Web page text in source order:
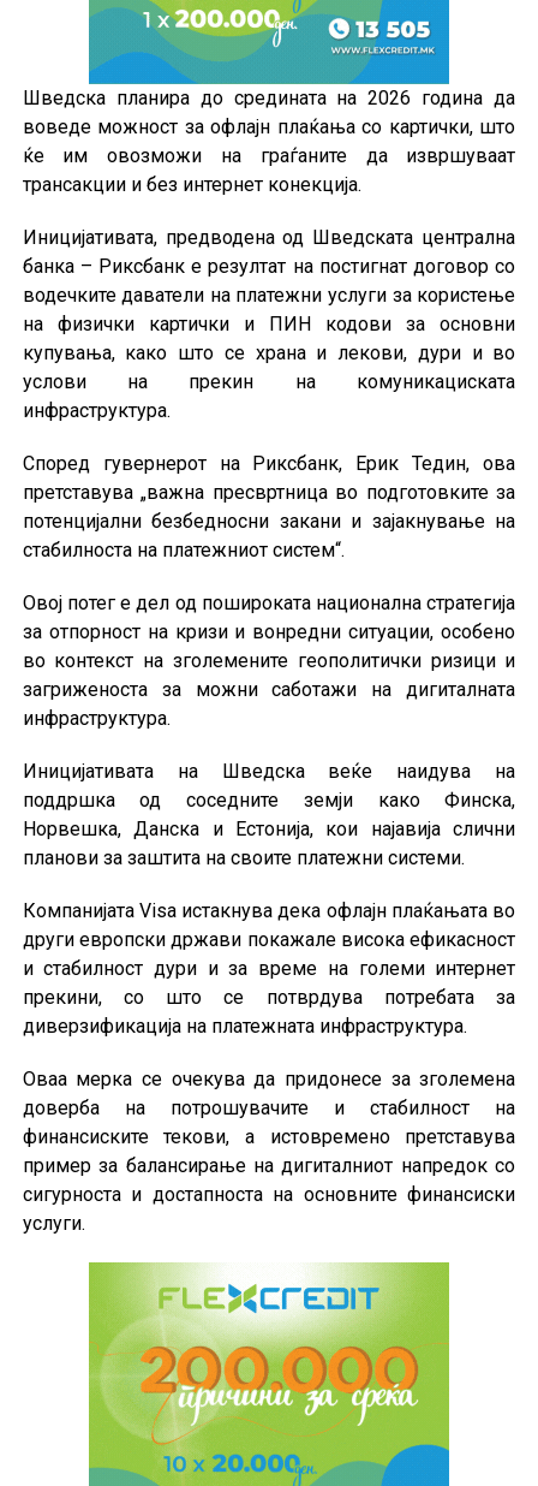
Шведска планира до средината на 2026 година да
воведе можност за офлајн плаќања со картички, што
ќе им овозможи на граѓаните да извршуваат
трансакции и без интернет конекција.
Иницијативата, предводена од Шведската централна
банка – Риксбанк е резултат на постигнат договор со
водечките даватели на платежни услуги за користење
на физички картички и ПИН кодови за основни
купувања, како што се храна и лекови, дури и во
услови на прекин на комуникациската
инфраструктура.
Според гувернерот на Риксбанк, Ерик Тедин, ова
претставува „важна пресвртница во подготовките за
потенцијални безбедносни закани и зајакнување на
стабилноста на платежниот систем“.
Овој потег е дел од пошироката национална стратегија
за отпорност на кризи и вонредни ситуации, особено
во контекст на зголемените геополитички ризици и
загриженоста за можни саботажи на дигиталната
инфраструктура.
Иницијативата на Шведска веќе наидува на
поддршка од соседните земји како Финска,
Норвешка, Данска и Естонија, кои најавија слични
планови за заштита на своите платежни системи.
Компанијата Visa истакнува дека офлајн плаќањата во
други европски држави покажале висока ефикасност
и стабилност дури и за време на големи интернет
прекини, со што се потврдува потребата за
диверзификација на платежната инфраструктура.
Оваа мерка се очекува да придонесе за зголемена
доверба на потрошувачите и стабилност на
финансиските текови, а истовремено претставува
пример за балансирање на дигиталниот напредок со
сигурноста и достапноста на основните финансиски
услуги.